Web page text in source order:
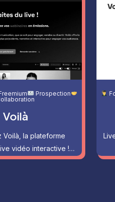
Prospection
Voilà
Voilà, la plateforme
vidéo interactive !…